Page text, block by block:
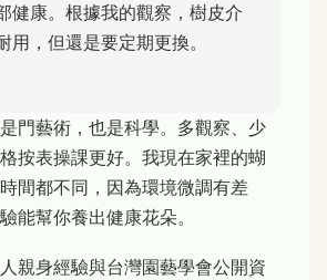
健康。根據我的觀察，樹皮介
用，但還是要定期更換。
門藝術，也是科學。多觀察、少
按表操課更好。我現在家裡的蝴
間都不同，因為環境微調有差
能幫你養出健康花朵。
親身經驗與台灣園藝學會公開資